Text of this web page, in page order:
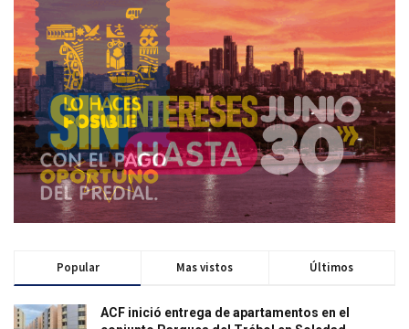
Popular Mas vistos Últimos
ACF inició entrega de apartamentos en el